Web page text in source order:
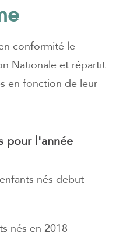
conformité le
Nationale et répartit
en fonction de leur
pour l'année
nés debut
nés en 2018